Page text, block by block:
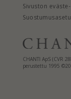
Sivuston
CHANTI ApS (CVR
perustettu 1995